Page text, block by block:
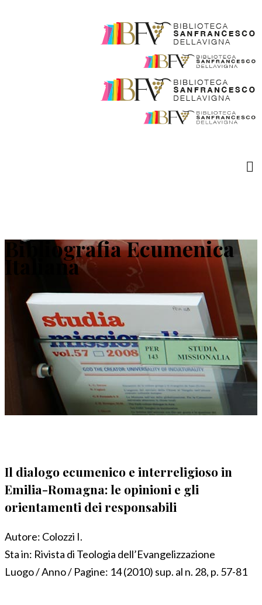
Bibliografia Ecumenica
Italiana
Il dialogo ecumenico e interreligioso in
Emilia-Romagna: le opinioni e gli
orientamenti dei responsabili
Autore: Colozzi I.
Sta in: Rivista di Teologia dell’Evangelizzazione
Luogo / Anno / Pagine: 14 (2010) sup. al n. 28, p. 57-81